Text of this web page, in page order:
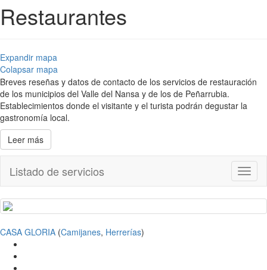
Restaurantes
Expandir mapa
Colapsar mapa
Breves reseñas y datos de contacto de los servicios de restauración
de los municipios del Valle del Nansa y de los de Peñarrubia.
Establecimientos donde el visitante y el turista podrán degustar la
gastronomía local.
Leer más
Listado de servicios
CASA GLORIA (Camijanes, Herrerías)